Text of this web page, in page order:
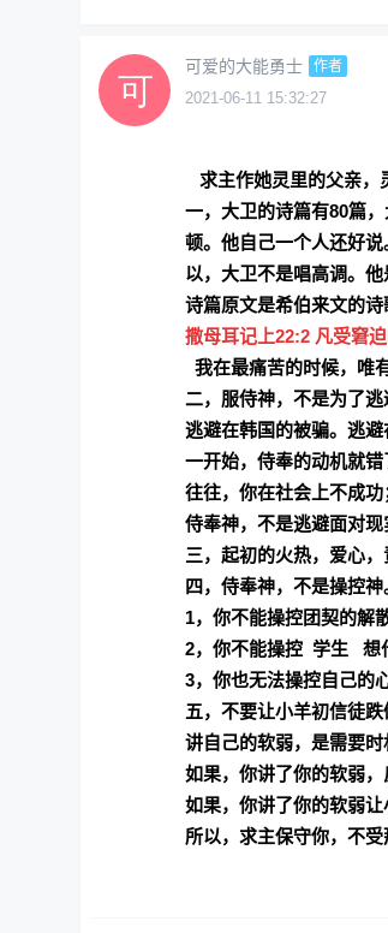
可爱的大能勇士 作者
2021-06-11 15:32:27
求主作她灵里的父亲，
一，大卫的诗篇有80篇
顿。他自己一个人还好
以，大卫不是唱高调。他
诗篇原文是希伯来文的诗
撒母耳记上22:2 凡受窘
我在最痛苦的时候，唯
二，服侍神，不是为了逃
逃避在韩国的被骗。逃
一开始，侍奉的动机就错
往往，你在社会上不成功
侍奉神，不是逃避面对现
三，起初的火热，爱心
四，侍奉神，不是操控神
1，你不能操控团契的解
2，你不能操控 学生 想
3，你也无法操控自己的
五，不要让小羊初信徒跌
讲自己的软弱，是需要时
如果，你讲了你的软弱，
如果，你讲了你的软弱让
所以，求主保守你，不受